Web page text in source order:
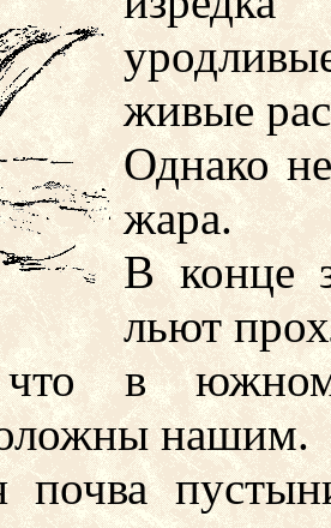
живые
Однако
жара.
В конце
льют
что в
нашим.
почва